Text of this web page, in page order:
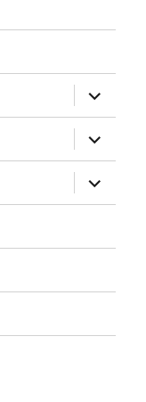
위
메
확
장
위
메
확
장
위
메
장